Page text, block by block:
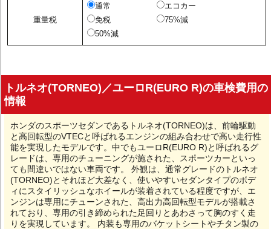
重量税
通常
エコカー
免税
75%減
50%減
トルネオ(TORNEO)／ユーロR(EURO R)の車検費用の
情報
ホンダのスポーツセダンであるトルネオ(TORNEO)は、前輪駆動
と高回転型のVTECと呼ばれるエンジンの組み合わせで高い走行性
能を実現したモデルです。中でもユーロR(EURO R)と呼ばれるグ
レードは、専用のチューニングが施された、スポーツカーといっ
ても間違いではない車両です。 外観は、通常グレードのトルネオ
(TORNEO)とそれほど大差なく、使いやすいセダンタイプのボデ
ィにスタイリッシュなホイールが装着されている程度ですが、エ
ンジンは専用にチューンされた、高出力高回転型モデルが搭載さ
れており、専用の引き締められた足回りとあわさって胸のすく走
りを実現しています。 内装も専用のバケットシートやチタン製の